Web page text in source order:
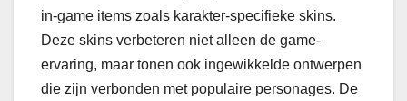
in-game items zoals karakter-specifieke skins.
Deze skins verbeteren niet alleen de game-
ervaring, maar tonen ook ingewikkelde ontwerpen
die zijn verbonden met populaire personages. De